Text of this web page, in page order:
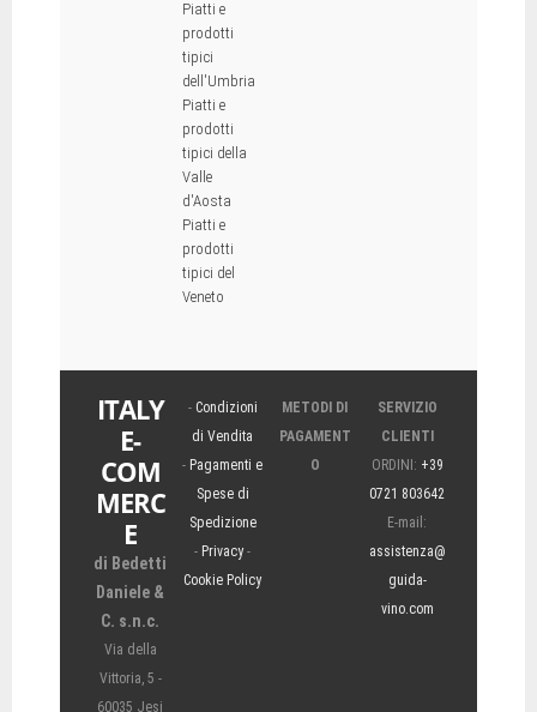
Piatti e
prodotti
tipici
dell'Umbria
Piatti e
prodotti
tipici della
Valle
d'Aosta
Piatti e
prodotti
tipici del
Veneto
ITALY
E-
COM
MERC
E
di Bedetti
Daniele &
C. s.n.c.
Via della
Vittoria, 5 -
60035 Jesi
- Condizioni
di Vendita
- Pagamenti e
Spese di
Spedizione
- Privacy -
Cookie Policy
METODI DI
PAGAMENT
O
SERVIZIO
CLIENTI
ORDINI: +39
0721 803642
E-mail:
assistenza@
guida-
vino.com